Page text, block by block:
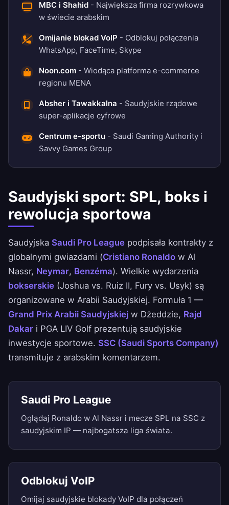
MBC i Shahid - Największa firma rozrywkowa
w świecie arabskim
Omijanie blokad VoIP - Odblokuj połączenia
WhatsApp, FaceTime, Skype
Noon.com - Wiodąca platforma e-commerce
regionu MENA
Absher i Tawakkalna - Saudyjskie rządowe
super-aplikacje cyfrowe
Centrum e-sportu - Saudi Gaming Authority i
Savvy Games Group
Saudyjski sport: SPL, boks i
rewolucja sportowa
Saudyjska Saudi Pro League podpisała kontrakty z
globalnymi gwiazdami (Cristiano Ronaldo w Al
Nassr, Neymar, Benzéma). Wielkie wydarzenia
bokserskie (Joshua vs. Ruiz II, Fury vs. Usyk) są
organizowane w Arabii Saudyjskiej. Formuła 1 —
Grand Prix Arabii Saudyjskiej w Dżeddzie, Rajd
Dakar i PGA LIV Golf prezentują saudyjskie
inwestycje sportowe. SSC (Saudi Sports Company)
transmituje z arabskim komentarzem.
Saudi Pro League
Oglądaj Ronaldo w Al Nassr i mecze SPL na SSC z
saudyjskim IP — najbogatsza liga świata.
Odblokuj VoIP
Omijaj saudyjskie blokady VoIP dla połączeń